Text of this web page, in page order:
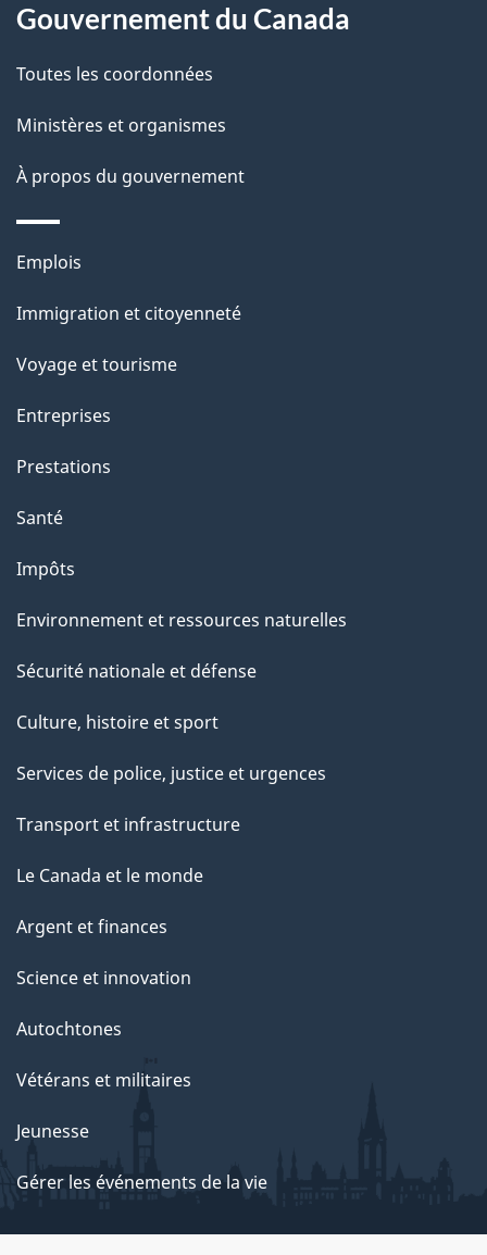
i
l
s
d
e
l
a
p
a
g
e
propos
de
ce
site
Gouvernement du Canada
Toutes les coordonnées
Ministères et organismes
À propos du gouvernement
Thèmes
sujets
Emplois
Immigration et citoyenneté
Voyage et tourisme
Entreprises
Prestations
Santé
Impôts
Environnement et ressources naturelles
Sécurité nationale et défense
Culture, histoire et sport
Services de police, justice et urgences
Transport et infrastructure
Le Canada et le monde
Argent et finances
Science et innovation
Autochtones
Vétérans et militaires
Jeunesse
Gérer les événements de la vie